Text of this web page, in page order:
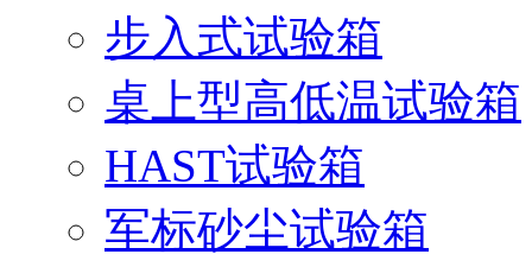
步入式试验箱
桌上型高低温试验箱
HAST试验箱
军标砂尘试验箱